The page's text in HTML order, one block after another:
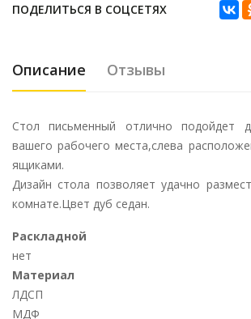
ПОДЕЛИТЬСЯ В СОЦСЕТЯХ
Описание Отзывы
Стол письменный отлично подойдет
вашего рабочего места,слева
ящиками.
Дизайн стола позволяет удачно
комнате.Цвет дуб седан.
Раскладной
нет
Материал
ЛДСП
МДФ